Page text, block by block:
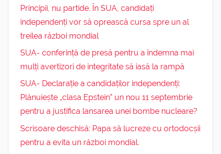
Principii, nu partide. În SUA, candidați
independenți vor să oprească cursa spre un al
treilea război mondial
SUA- conferință de presă pentru a îndemna mai
mulți avertizori de integritate să iasă la rampă
SUA- Declarație a candidaților independenți:
Plănuiește „clasa Epstein” un nou 11 septembrie
pentru a justifica lansarea unei bombe nucleare?
Scrisoare deschisă: Papa să lucreze cu ortodocșii
pentru a evita un război mondial.